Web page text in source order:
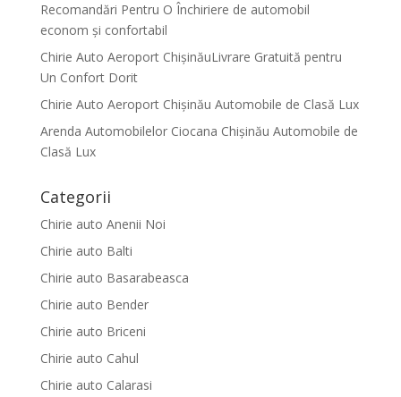
Recomandări Pentru O Închiriere de automobil
econom și confortabil
Chirie Auto Aeroport ChișinăuLivrare Gratuită pentru
Un Confort Dorit
Chirie Auto Aeroport Chișinău Automobile de Clasă Lux
Arenda Automobilelor Ciocana Chișinău Automobile de
Clasă Lux
Categorii
Chirie auto Anenii Noi
Chirie auto Balti
Chirie auto Basarabeasca
Chirie auto Bender
Chirie auto Briceni
Chirie auto Cahul
Chirie auto Calarasi